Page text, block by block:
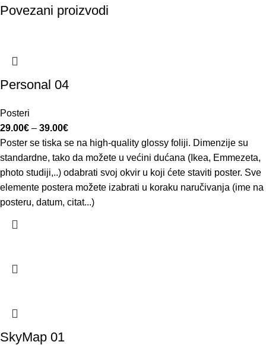
Povezani proizvodi
Personal 04
Posteri
29.00€ – 39.00€
Poster se tiska se na high-quality glossy foliji. Dimenzije su
standardne, tako da možete u većini dućana (Ikea, Emmezeta,
photo studiji,..) odabrati svoj okvir u koji ćete staviti poster. Sve
elemente postera možete izabrati u koraku naručivanja (ime na
posteru, datum, citat...)
SkyMap 01